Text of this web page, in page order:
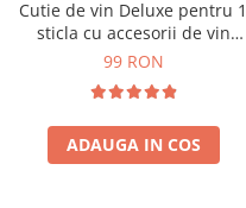
Cutie de vin Deluxe pentru 1
sticla cu accesorii de vin
incluse piele ecologica de
99 RON
ADAUGA IN COS